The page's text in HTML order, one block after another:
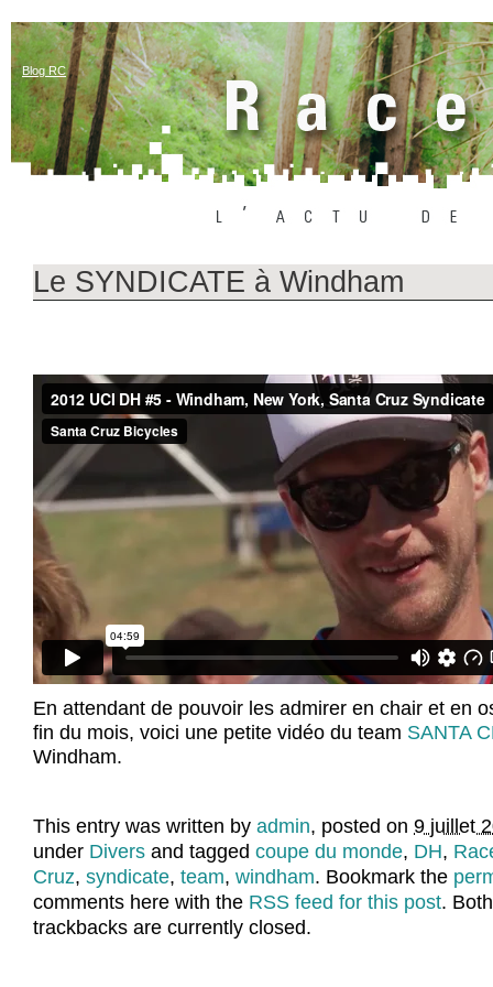
Blog RC
Le SYNDICATE à Windham
En attendant de pouvoir les admirer en chair et en
fin du mois, voici une petite vidéo du team SANTA
Windham.
This entry was written by admin, posted on 9 juillet
under Divers and tagged coupe du monde, DH,
Cruz, syndicate, team, windham. Bookmark the
comments here with the RSS feed for this post.
trackbacks are currently closed.